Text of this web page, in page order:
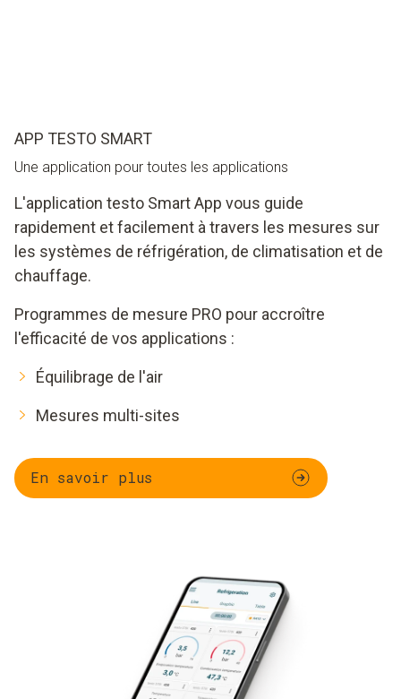
APP TESTO SMART
Une application pour toutes les applications
L'application testo Smart App vous guide
rapidement et facilement à travers les mesures sur
les systèmes de réfrigération, de climatisation et de
chauffage.
Programmes de mesure PRO pour accroître
l'efficacité de vos applications :
Équilibrage de l'air
Mesures multi-sites
En savoir plus